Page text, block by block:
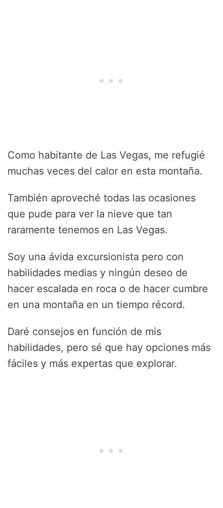
Como habitante de Las Vegas, me refugié
muchas veces del calor en esta montaña.
También aproveché todas las ocasiones
que pude para ver la nieve que tan
raramente tenemos en Las Vegas.
Soy una ávida excursionista pero con
habilidades medias y ningún deseo de
hacer escalada en roca o de hacer cumbre
en una montaña en un tiempo récord.
Daré consejos en función de mis
habilidades, pero sé que hay opciones más
fáciles y más expertas que explorar.